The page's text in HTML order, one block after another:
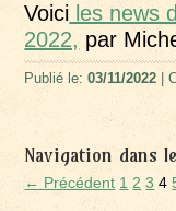
Voici les news
2022, par
Publié le:03/11/2022 |
Navigation dans
← Précédent 1 2 3 4